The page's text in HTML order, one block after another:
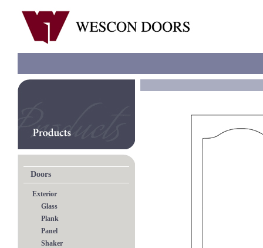
Doors
Exterior
Glass
Plank
Panel
Shaker